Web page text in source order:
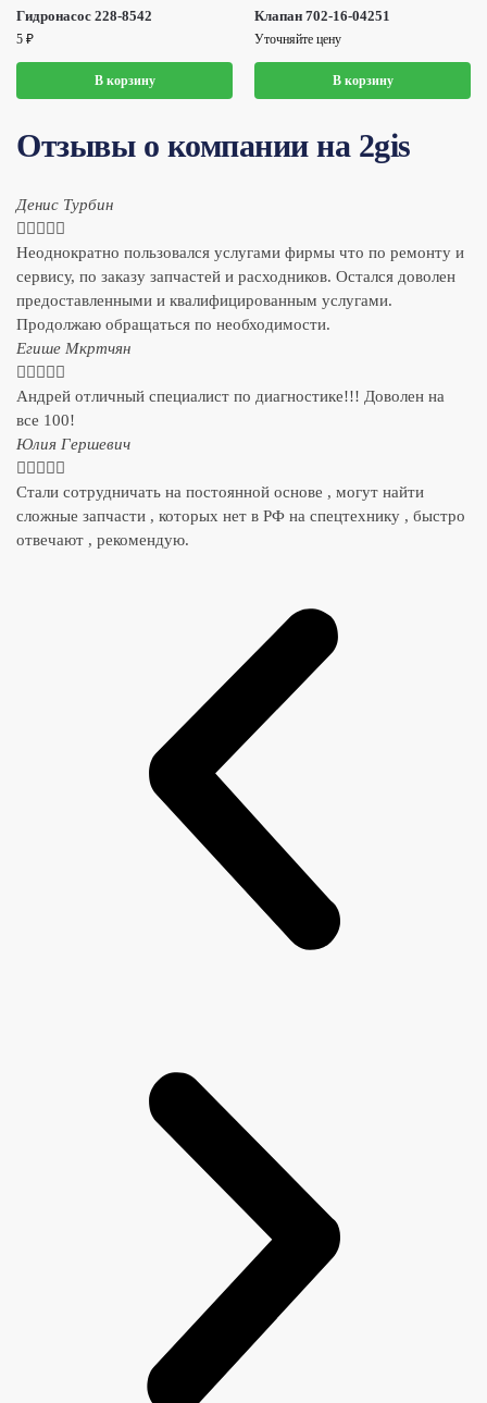
Гидронасос 228-8542
5 ₽
В корзину
Клапан 702-16-04251
Уточняйте цену
В корзину
Отзывы о компании на 2gis
Денис Турбин
    
Неоднократно пользовался услугами фирмы что по ремонту и
сервису, по заказу запчастей и расходников. Остался доволен
предоставленными и квалифицированным услугами.
Продолжаю обращаться по необходимости.
​Егише Мкртчян
    
Андрей отличный специалист по диагностике!!! Доволен на
все 100!
​Юлия Гершевич
    
Стали сотрудничать на постоянной основе , могут найти
сложные запчасти , которых нет в РФ на спецтехнику , быстро
отвечают , рекомендую.